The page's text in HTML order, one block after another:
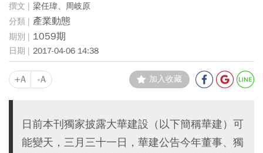
梁任瑋、周岐原
產業動態
1059期
2017-04-06 14:38
+A -A 加入收藏
日前本刊獨家披露大華建設（以下簡稱華建）可
能變天，三月三十一日，華建公告今年董事、獨